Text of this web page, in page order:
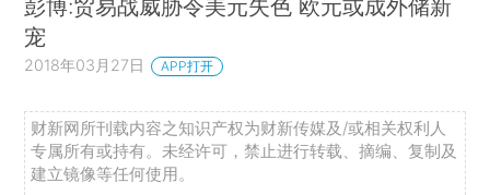
彭博:贸易战威胁令美元失色 欧元或成外储新
宠
2018年03月27日 APP打开
财新网所刊载内容之知识产权为财新传媒及/或相关权利人
专属所有或持有。未经许可，禁止进行转载、摘编、复制及
建立镜像等任何使用。